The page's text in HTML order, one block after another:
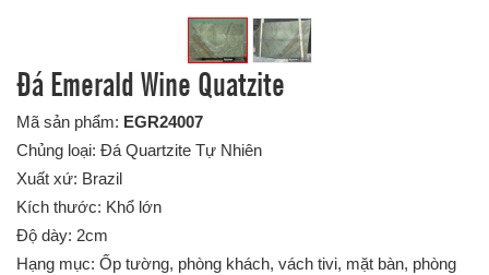
Đá Emerald Wine Quatzite
Mã sản phẩm: EGR24007
Chủng loại: Đá Quartzite Tự Nhiên
Xuất xứ: Brazil
Kích thước: Khổ lớn
Độ dày: 2cm
Hạng mục: Ốp tường, phòng khách, vách tivi, mặt bàn, phòng